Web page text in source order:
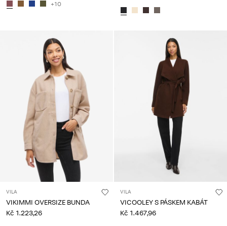
+10
VILA
VIKIMMI OVERSIZE BUNDA
Kč 1.223,26
VILA
VICOOLEY S PÁSKEM KABÁT
Kč 1.467,96